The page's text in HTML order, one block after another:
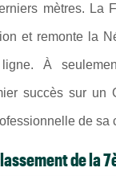
mètres. La
et remonte la
À
succès sur un
de sa
de la